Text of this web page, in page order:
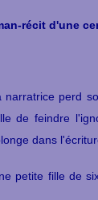
récit d'une
narratrice perd
de feindre
dans
petite fille de